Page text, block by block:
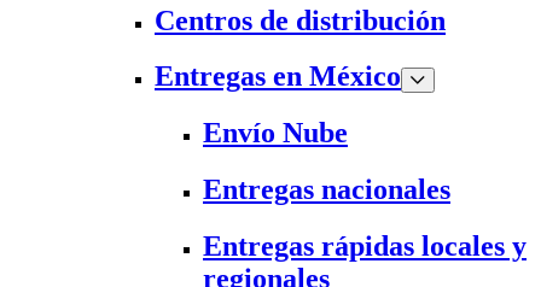
Centros de distribución
Entregas en México
Envío Nube
Entregas nacionales
Entregas rápidas locales y
regionales